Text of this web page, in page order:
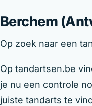
Berchem
Op zoek naar een
Op tandartsen.be
je nu een controle
juiste tandarts te